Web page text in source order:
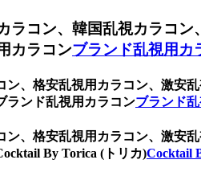
コン、韓国乱視カラコ
カラコンブランド乱視用カ
、格安乱視用カラコン、激
ランド乱視用カラコンブランド
、格安乱視用カラコン、激
By Torica (トリカ)Cocktail